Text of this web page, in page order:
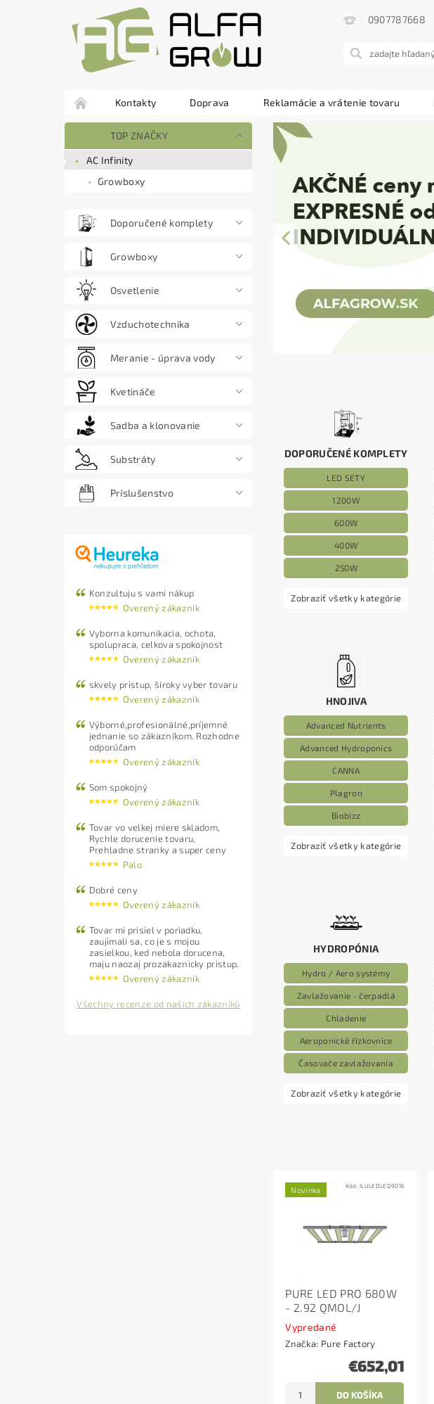
0907787668
Kontakty Doprava Reklamácie a vrátenie tovaru
TOP ZNAČKY
AC Infinity
Growboxy
Doporučené komplety
Growboxy
Osvetlenie
Vzduchotechnika
Meranie - úprava vody
Kvetináče
Sadba a klonovanie
Substráty
Príslušenstvo
Konzultuju s vami nákup
Overený zákazník
Vyborna komunikacia, ochota,
spolupraca, celkova spokojnost
Overený zákazník
skvely pristup, široky vyber tovaru
Overený zákazník
Výborné,profesionálné,príjemné
jednanie so zákazníkom. Rozhodne
odporúčam
Overený zákazník
Som spokojný
Overený zákazník
Tovar vo velkej miere skladom,
Rychle dorucenie tovaru,
Prehladne stranky a super ceny
Palo
Dobré ceny
Overený zákazník
Tovar mi prisiel v poriadku,
zaujimali sa, co je s mojou
zasielkou, ked nebola dorucena,
maju naozaj prozakaznicky pristup.
Overený zákazník
Všechny recenze od našich zákazníků
DOPORUČENÉ KOMPLETY
LED SETY
1200W
600W
400W
250W
Zobraziť všetky kategórie
HNOJIVA
Advanced Nutrients
Advanced Hydroponics
CANNA
Plagron
Biobizz
Zobraziť všetky kategórie
HYDROPÓNIA
Hydro / Aero systémy
Zavlažovanie - čerpadlá
Chladenie
Aeroponické řízkovnice
Časovače zavlažovania
Zobraziť všetky kategórie
Novinka Kód:ILULEDLED9016
PURE LED PRO 680W
- 2.92 QMOL/J
Vypredané
Značka: Pure Factory
€652,01